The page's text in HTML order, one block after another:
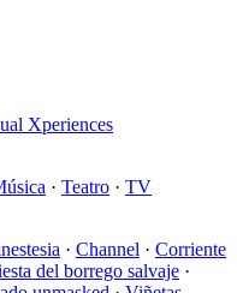
Xperiences
· Teatro · TV
· Channel · Corriente
del borrego salvaje ·